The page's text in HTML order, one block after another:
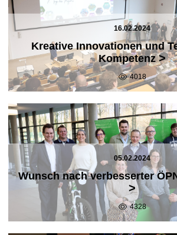
16.02.2024
Kreative Innovationen und
Kompetenz>
4018
05.02.2024
Wunsch nach verbesserter
>
4328